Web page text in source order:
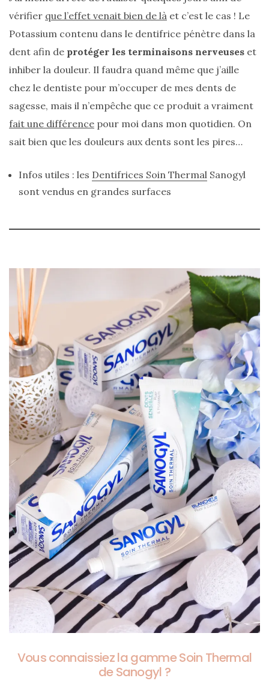
(25)
Découvertes
mode
(5)
Derniers
achats
(45)
Lookbook
Luxe
shopping
(43)
ARCHIVES
DU BLOG
vérifier que l’effet venait bien de là et c’est le cas ! Le
Potassium contenu dans le dentifrice pénètre dans la
dent afin de protéger les terminaisons nerveuses et
inhiber la douleur. Il faudra quand même que j’aille
chez le dentiste pour m’occuper de mes dents de
sagesse, mais il n’empêche que ce produit a vraiment
fait une différence pour moi dans mon quotidien. On
sait bien que les douleurs aux dents sont les pires…
Infos utiles : les Dentifrices Soin Thermal Sanogyl
sont vendus en grandes surfaces
Vous connaissiez la gamme Soin Thermal
de Sanogyl ?